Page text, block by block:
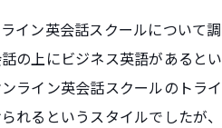
イン英会話スクールについて
の上にビジネス英語があると
ライン英会話スクールのトラ
れるというスタイルでしたが